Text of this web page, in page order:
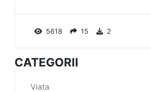
5618 15 2
CATEGORII
Viata